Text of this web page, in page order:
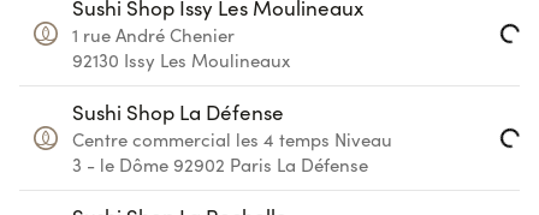
Sushi Shop Issy Les Moulineaux
1 rue André Chenier
92130 Issy Les Moulineaux Loading...
Sushi Shop La Défense
Centre commercial les 4 temps Niveau
3 - le Dôme 92902 Paris La Défense Loading...